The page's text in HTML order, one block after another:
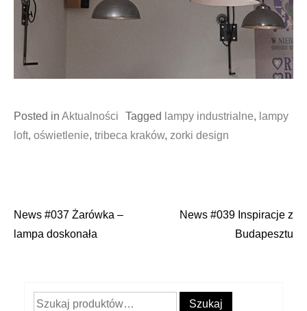
Posted in Aktualności Tagged lampy industrialne, lampy
loft, oświetlenie, tribeca kraków, zorki design
Nawigacja
News #037 Żarówka –
lampa doskonała
News #039 Inspiracje z
Budapesztu
Szukaj: Szukaj